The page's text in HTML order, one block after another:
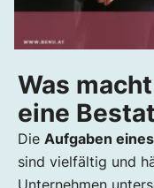
Was
eine
Die Aufgaben
sind vielfältig und